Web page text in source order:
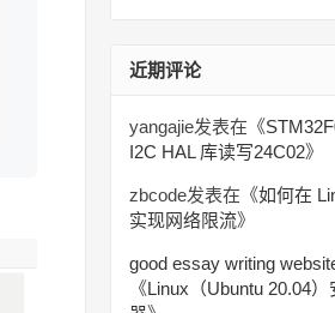
近期评论
yangajie发表在《
I2C HAL 库读写24C02》
zbcode发表在《如何在
实现网络限流》
good essay writing
《Linux（Ubuntu 20.04